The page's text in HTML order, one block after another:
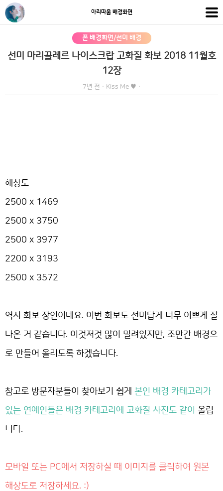
아리따움 배경화면
폰 배경화면/선미 배경
선미 마리끌레르 나이스크랍 고화질 화보 2018 11월호
12장
7년 전 · Kiss Me ♥ ·
해상도
2500 x 1469
2500 x 3750
2500 x 3977
2200 x 3193
2500 x 3572
역시 화보 장인이네요. 이번 화보도 선미답게 너무 이쁘게 잘
나온 거 같습니다. 이것저것 많이 밀려있지만, 조만간 배경으
로 만들어 올리도록 하겠습니다.
참고로 방문자분들이 찾아보기 쉽게 본인 배경 카테고리가
있는 연예인들은 배경 카테고리에 고화질 사진도 같이 올립
니다.
모바일 또는 PC에서 저장하실 때 이미지를 클릭하여 원본
해상도로 저장하세요. :)